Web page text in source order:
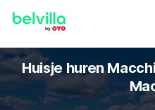
Huisje huren